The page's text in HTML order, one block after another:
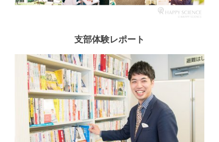
支部体験レポート